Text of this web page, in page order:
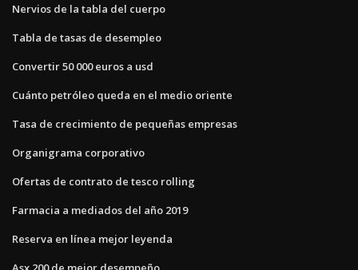
Nervios de la tabla del cuerpo
Tabla de tasas de desempleo
Convertir 50 000 euros a usd
Cuánto petróleo queda en el medio oriente
Tasa de crecimiento de pequeñas empresas
Organigrama corporativo
Ofertas de contrato de tesco rolling
Farmacia a mediados del año 2019
Reserva en línea mejor leyenda